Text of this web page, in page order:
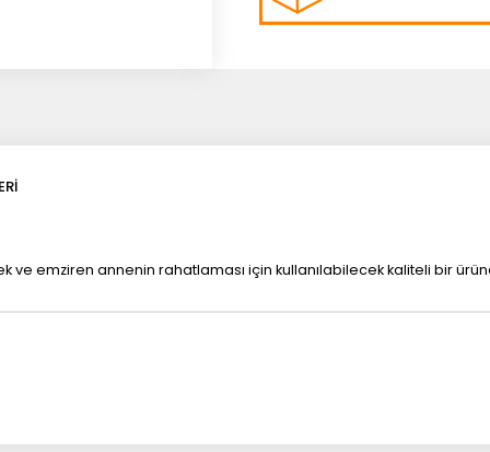
ve emziren annenin rahatlaması için kullanılabilecek kaliteli bir